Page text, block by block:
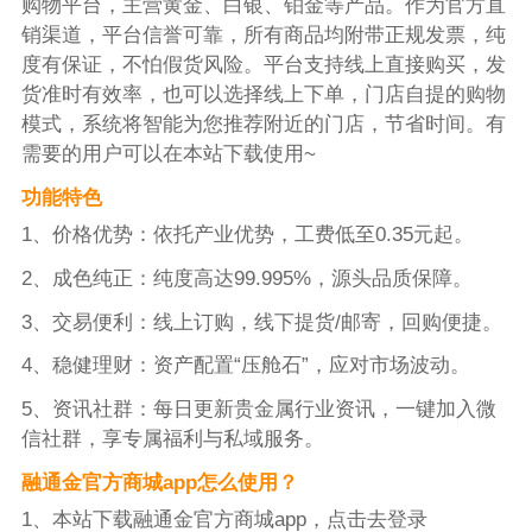
购物平台，主营黄金、白银、铂金等产品。作为官方直
销渠道，平台信誉可靠，所有商品均附带正规发票，纯
度有保证，不怕假货风险。平台支持线上直接购买，发
货准时有效率，也可以选择线上下单，门店自提的购物
模式，系统将智能为您推荐附近的门店，节省时间。有
需要的用户可以在本站下载使用~
功能特色
1、价格优势：依托产业优势，工费低至0.35元起。
2、成色纯正：纯度高达99.995%，源头品质保障。
3、交易便利：线上订购，线下提货/邮寄，回购便捷。
4、稳健理财：资产配置“压舱石”，应对市场波动。
5、资讯社群：每日更新贵金属行业资讯，一键加入微
信社群，享专属福利与私域服务。
融通金官方商城app怎么使用？
1、本站下载融通金官方商城app，点击去登录